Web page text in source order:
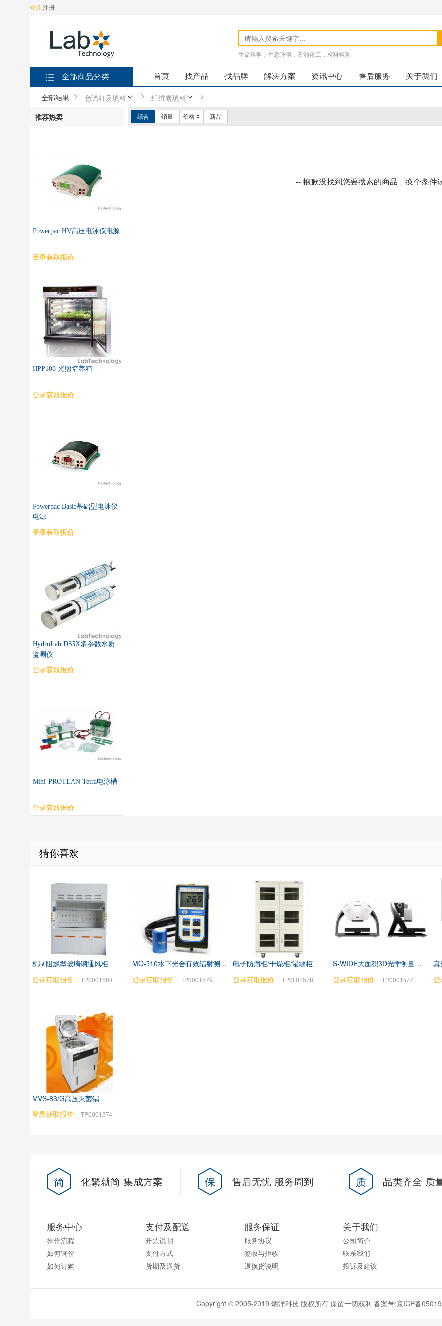
登录注册
生命科学，生态环境，石油化工，材料检测
全部商品分类 首页 找产品 找品牌 解决方案 资讯中心 售后服务 关于我们
全部结果 色谱柱及填料
纤维素填料
推荐热卖
Powerpac HV高压电泳仪电源
登录获取报价
HPP108 光照培养箱
登录获取报价
Powerpac Basic基础型电泳仪
电源
登录获取报价
HydroLab DS5X多参数水质
监测仪
登录获取报价
Mini-PROTEAN Tetra电泳槽
登录获取报价
综合 销量 价格 新品
-- 抱歉没找到您要搜索的商品，换个条件
猜你喜欢
机制阻燃型玻璃钢通风柜
登录获取报价
TP0001580
MQ-510水下光合有效辐射测量仪
登录获取报价
TP0001579
电子防潮柜/干燥柜/湿敏柜
登录获取报价
TP0001578
S-WIDE大面积3D光学测量系统
登录获取报价
TP0001577
真
登
MVS-83/G高压灭菌锅
登录获取报价
TP0001574
简 化繁就简 集成方案 保 售后无忧 服务周到 质 品类齐全 质
服务中心
操作流程
如何询价
如何订购
支付及配送
开票说明
支付方式
货期及送货
服务保证
服务协议
签收与拒收
退换货说明
关于我们
公司简介
联系我们
投诉及建议
Copyright © 2005-2019 炳洋科技 版权所有 保留一切权利 备案号:京ICP备